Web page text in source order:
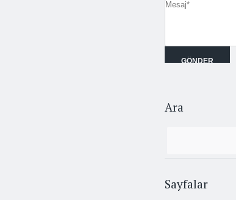
Ara
Sayfalar